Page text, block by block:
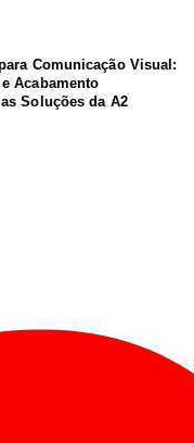
Comunicação Visual:
Acabamento
Soluções da A2